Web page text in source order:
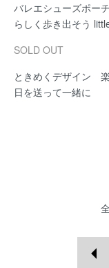
バレエシューズポ
らしく歩き出そう
SOLD OUT
ときめくデザイン
日を送って一緒に
全